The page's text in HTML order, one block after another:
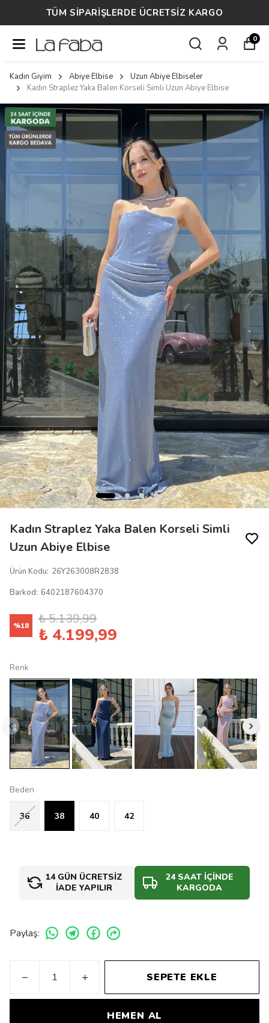
14 GÜN ÜCRETSİZ İADE
0
Kadın Giyim Abiye Elbise
Uzun Abiye Elbiseler
Kadın Straplez Yaka Balen Korseli Simli Uzun Abiye Elbise
Kadın Straplez Yaka Balen Korseli Simli
Uzun Abiye Elbise
Ürün Kodu: 26Y263008R2838
Barkod: 6402187604370
%18 ₺ 5.139,99
₺ 4.199,99
Renk
Beden
36 38 40 42
14 GÜN ÜCRETSİZ
İADE YAPILIR
24 SAAT İÇİNDE
KARGODA
Paylaş:
SEPETE EKLE
HEMEN AL